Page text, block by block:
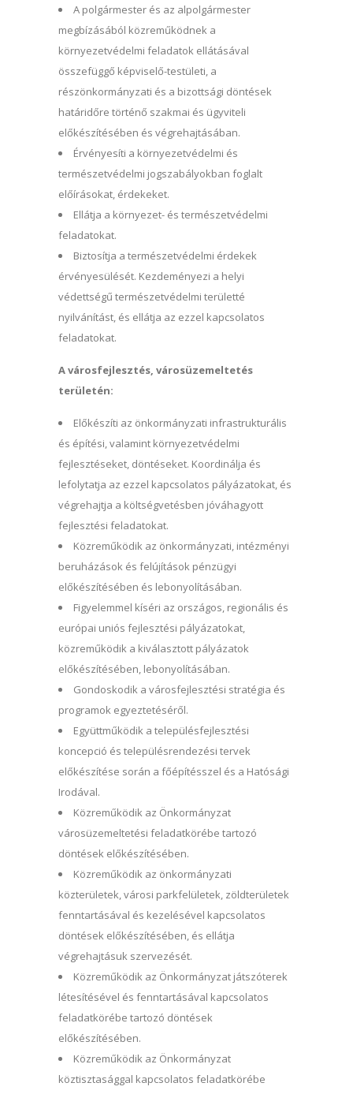
A polgármester és az alpolgármester
megbízásából közreműködnek a
környezetvédelmi feladatok ellátásával
összefüggő képviselő-testületi, a
részönkormányzati és a bizottsági döntések
határidőre történő szakmai és ügyviteli
előkészítésében és végrehajtásában.
Érvényesíti a környezetvédelmi és
természetvédelmi jogszabályokban foglalt
előírásokat, érdekeket.
Ellátja a környezet- és természetvédelmi
feladatokat.
Biztosítja a természetvédelmi érdekek
érvényesülését. Kezdeményezi a helyi
védettségű természetvédelmi területté
nyilvánítást, és ellátja az ezzel kapcsolatos
feladatokat.
A városfejlesztés, városüzemeltetés
területén:
Előkészíti az önkormányzati infrastrukturális
és építési, valamint környezetvédelmi
fejlesztéseket, döntéseket. Koordinálja és
lefolytatja az ezzel kapcsolatos pályázatokat, és
végrehajtja a költségvetésben jóváhagyott
fejlesztési feladatokat.
Közreműködik az önkormányzati, intézményi
beruházások és felújítások pénzügyi
előkészítésében és lebonyolításában.
Figyelemmel kíséri az országos, regionális és
európai uniós fejlesztési pályázatokat,
közreműködik a kiválasztott pályázatok
előkészítésében, lebonyolításában.
Gondoskodik a városfejlesztési stratégia és
programok egyeztetéséről.
Együttműködik a településfejlesztési
koncepció és településrendezési tervek
előkészítése során a főépítésszel és a Hatósági
Irodával.
Közreműködik az Önkormányzat
városüzemeltetési feladatkörébe tartozó
döntések előkészítésében.
Közreműködik az önkormányzati
közterületek, városi parkfelületek, zöldterületek
fenntartásával és kezelésével kapcsolatos
döntések előkészítésében, és ellátja
végrehajtásuk szervezését.
Közreműködik az Önkormányzat játszóterek
létesítésével és fenntartásával kapcsolatos
feladatkörébe tartozó döntések
előkészítésében.
Közreműködik az Önkormányzat
köztisztasággal kapcsolatos feladatkörébe